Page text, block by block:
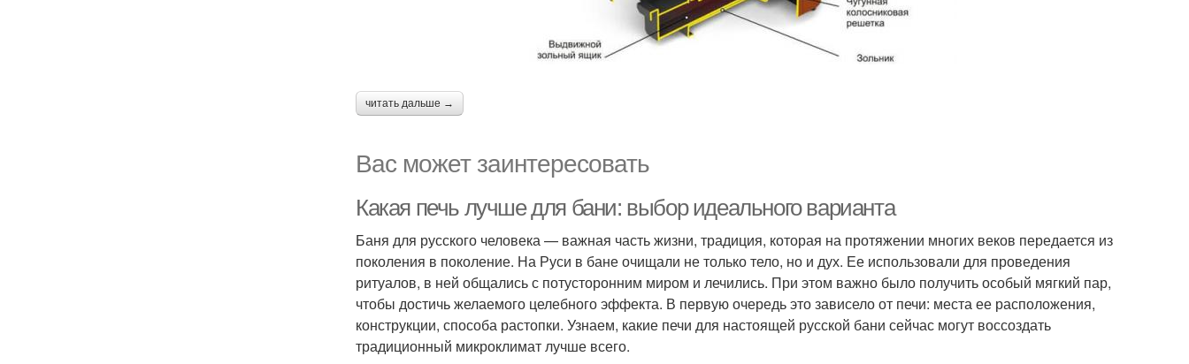
читать дальше →
Вас может заинтересовать
Какая печь лучше для бани: выбор идеального варианта
Баня для русского человека — важная часть жизни, традиция, которая на протяжении многих веков передается из
поколения в поколение. На Руси в бане очищали не только тело, но и дух. Ее использовали для проведения
ритуалов, в ней общались с потусторонним миром и лечились. При этом важно было получить особый мягкий пар,
чтобы достичь желаемого целебного эффекта. В первую очередь это зависело от печи: места ее расположения,
конструкции, способа растопки. Узнаем, какие печи для настоящей русской бани сейчас могут воссоздать
традиционный микроклимат лучше всего.